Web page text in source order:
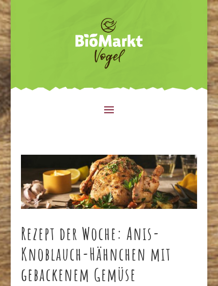
Rezept der Woche: Anis-
Knoblauch-Hähnchen mit
gebackenem Gemüse